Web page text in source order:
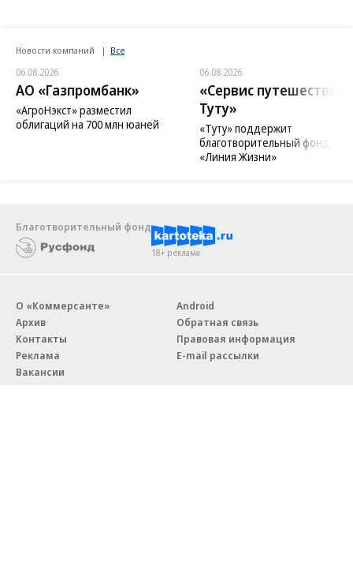
Новости компаний Все
06.08.2026
АО «Газпромбанк»
«АгроНэкст» разместил
облигаций на 700 млн юаней
06.08.2026
«Сервис путешествий
Туту»
«Туту» поддержит
благотворительный фонд
«Линия Жизни»
Благотворительный фонд
18+ реклама
О «Коммерсанте»
Архив
Контакты
Реклама
Вакансии
Android
Обратная связь
Правовая информация
E-mail рассылки